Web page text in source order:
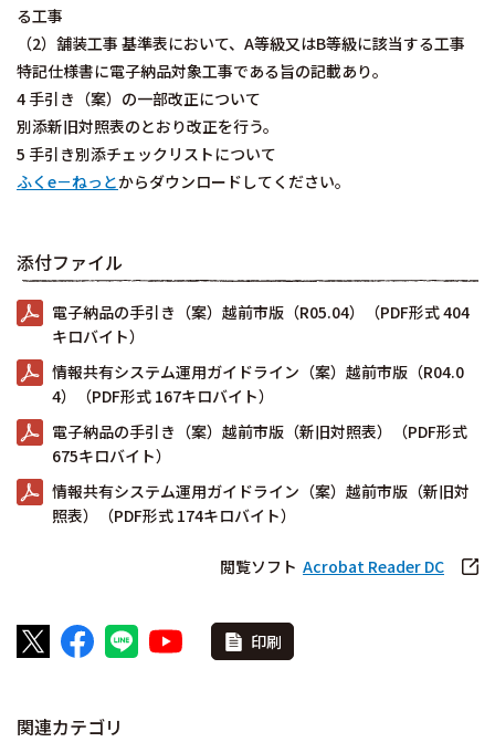
る工事
（2）舗装工事 基準表において、A等級又はB等級に該当する工事
特記仕様書に電子納品対象工事である旨の記載あり。
4 手引き（案）の一部改正について
別添新旧対照表のとおり改正を行う。
5 手引き別添チェックリストについて
ふくe－ねっとからダウンロードしてください。
添付ファイル
電子納品の手引き（案）越前市版（R05.04）（PDF形式 404
キロバイト）
情報共有システム運用ガイドライン（案）越前市版（R04.0
4）（PDF形式 167キロバイト）
電子納品の手引き（案）越前市版（新旧対照表）（PDF形式
675キロバイト）
情報共有システム運用ガイドライン（案）越前市版（新旧対
照表）（PDF形式 174キロバイト）
閲覧ソフト Acrobat Reader DC
印刷
関連カテゴリ